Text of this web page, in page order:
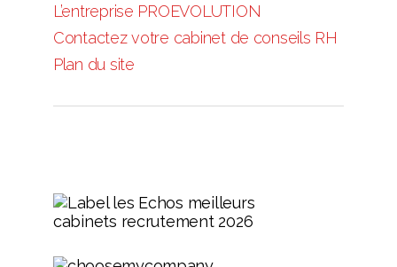
L’entreprise PROEVOLUTION
Contactez votre cabinet de conseils RH
Plan du site